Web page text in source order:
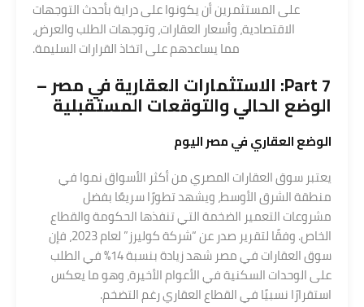
على المستثمرين أن يكونوا على دراية بأحدث التوجهات
الاقتصادية، وأسعار العقارات، وتوجهات الطلب والعرض،
مما يساعدهم على اتخاذ القرارات السليمة.
Part 7: الاستثمارات العقارية في مصر –
الوضع الحالي والتوقعات المستقبلية
الوضع العقاري في مصر اليوم
يعتبر سوق العقارات المصري من أكثر الأسواق نموا في
منطقة الشرق الأوسط، ويشهد تطورًا سريعًا بفضل
مشروعات التعمير الضخمة التي تنفذها الحكومة والقطاع
الخاص. وفقًا لتقرير صدر عن “شركة كوليرز” لعام 2023، فإن
سوق العقارات في مصر شهد زيادة بنسبة 14% في الطلب
على الوحدات السكنية في الأعوام الأخيرة، وهو ما يعكس
استقرارًا نسبيًا في القطاع العقاري رغم التضخم.